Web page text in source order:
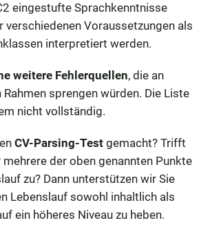
eingestufte Sprachkenntnisse
verschiedenen Voraussetzungen als
interpretiert werden.
weitere Fehlerquellen, die an
sprengen würden. Die Liste
nicht vollständig.
CV-Parsing-Test gemacht? Trifft
der oben genannten Punkte
zu? Dann unterstützen wir Sie
Lebenslauf sowohl inhaltlich als
ein höheres Niveau zu heben.